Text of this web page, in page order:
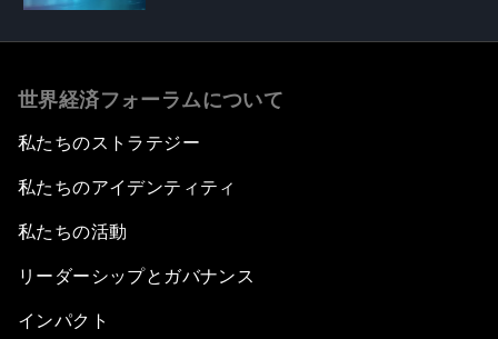
世界経済フォーラムについて
私たちのストラテジー
私たちのアイデンティティ
私たちの活動
リーダーシップとガバナンス
インパクト